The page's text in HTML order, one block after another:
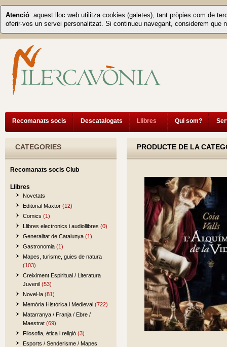
Atenció: aquest lloc web utilitza cookies (galetes), tant pròpies com de
oferir-vos un servei personalitzat. Si continueu navegant, considerem que
Recomanats socis Descatalogats Llibres Qui som?
CATEGORIES
Recomanats socis Club
Llibres
Novetats
Editorial Maxtor (12)
Comics (1)
Llibres electronics i audiollibres (0)
Generalitat de Catalunya (1)
Gastronomia (1)
Mapes, turisme, guies de natura
(103)
Creiximent Espiritual / Literatura
Juvenil (53)
Novel·la (81)
Memòria Històrica i Medieval (722)
Matarranya / Franja / Ebre /
Maestrat (69)
Filosofia, ètica i religió (3)
Esports / Senderisme / Mapes
PRODUCTE DE LA